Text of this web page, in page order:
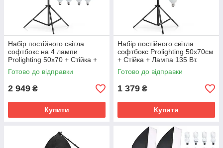
Набір постійного світла
софтбокс на 4 лампи
Prolighting 50x70 + Стійка +
Лампи 135 Вт.
Готово до відправки
2 949 ₴
Купити
Набір постійного світла
софтбокс Prolighting 50х70см
+ Стійка + Лампа 135 Вт.
Готово до відправки
1 379 ₴
Купити